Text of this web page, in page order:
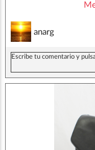
anarg